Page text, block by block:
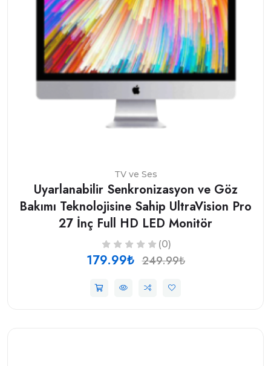
TV ve Ses
Uyarlanabilir Senkronizasyon ve Göz
Bakımı Teknolojisine Sahip UltraVision Pro
27 İnç Full HD LED Monitör
(0)
179.99₺ 249.99₺